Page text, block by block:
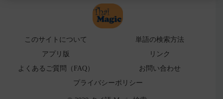
このサイトについて
単語の検索方法
アプリ版
リンク
よくあるご質問（FAQ）
お問い合わせ
プライバシーポリシー